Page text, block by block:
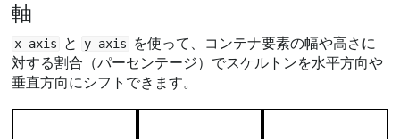
軸
x-axis と y-axis
を使って、コンテナ要素の幅や高さに
対する割合（パーセンテージ）でスケルトンを水平方向や
垂直方向にシフトできます。